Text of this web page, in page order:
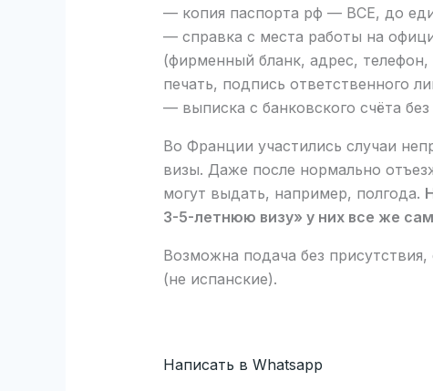
— копия паспорта рф — ВСЕ, до
— справка с места работы на
(фирменный бланк, адрес,
печать, подпись ответственного
— выписка с банковского счёта
Во Франции участились случаи
визы. Даже после нормально
могут выдать, например, полгода.
3-5-летнюю визу» у них все же
Возможна подача без
(не испанские).
Написать в Whatsapp